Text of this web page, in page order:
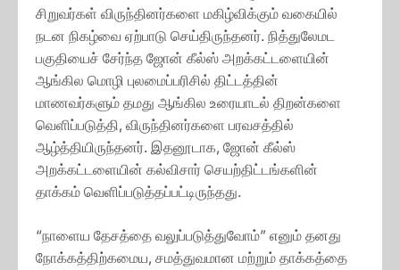
சிறுவர்கள் விருந்தினர்களை மகிழ்விக்கும் வகையில்
நடன நிகழ்வை ஏற்பாடு செய்திருந்தனர். நித்துலேமட
பகுதியைச் சேர்ந்த ஜோன் கீல்ஸ் அறக்கட்டளையின்
ஆங்கில மொழி புலமைப்பரிசில் திட்டத்தின்
மாணவர்களும் தமது ஆங்கில உரையாடல் திறன்களை
வெளிப்படுத்தி, விருந்தினர்களை பரவசத்தில்
ஆழ்த்தியிருந்தனர். இதனூடாக, ஜோன் கீல்ஸ்
அறக்கட்டளையின் கல்விசார் செயற்திட்டங்களின்
தாக்கம் வெளிப்படுத்தப்பட்டிருந்தது.
“நாளைய தேசத்தை வலுப்படுத்துவோம்” எனும் தனது
நோக்கத்திற்கமைய, சமத்துவமான மற்றும் தாக்கத்தை